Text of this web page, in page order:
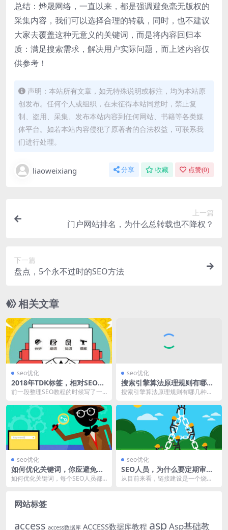
总结：烨晟网络，一直以来，都是强调避免毫无版权的
采集内容，我们可以选择合理的转载，同时，也不建议
大家去覆盖这种无意义的关键词，而是将内容回归本
质：满足搜索需求，解决用户实际问题，而上述内容仅
供参考！
声明：本站所有文章，如无特殊说明或标注，均为本站原
创发布。任何个人或组织，在未征得本站同意时，禁止复
制、盗用、采集、发布本站内容到任何网站、书籍等各类媒
体平台。如若本站内容侵犯了原著者的合法权益，可联系我
们进行处理。
liaoweixiang 分享 收藏 点赞(0)
上一篇
门户网站排名，为什么总转载也不降权？
下一篇
盘点，5个永不过时的SEO方法
相关文章
seo优化
2018年TDK标签，相对SEO而
言，变的更加重要吗？
前一段整理SEO教程的时候写了一
些不同的...
seo优化
搜索引擎算法原理规则有哪几
种(搜索引擎算法名称与作用)
搜索引擎算法原理规则有哪几种？
都是大同小异...
seo优化
如何优化关键词，你应避免的
“五个陷阱”
如何优化关键词，每个SEO人员都
seo优化
SEO人员，为什么要定期审查
友链？
从目前来看，链接建设是一个烧脑
网站标签
access access数据库 ACCESS数据库教程 asp Asp基础教